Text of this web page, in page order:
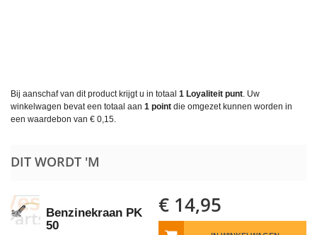
Bij aanschaf van dit product krijgt u in totaal 1 Loyaliteit punt. Uw
winkelwagen bevat een totaal aan 1 point die omgezet kunnen worden in
een waardebon van € 0,15.
DIT WORDT 'M
Benzinekraan PK
50
€ 14,95